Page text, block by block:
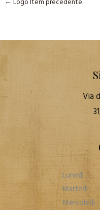
Via
Lunedì . . .
Martedì . . .
Mercoledì .